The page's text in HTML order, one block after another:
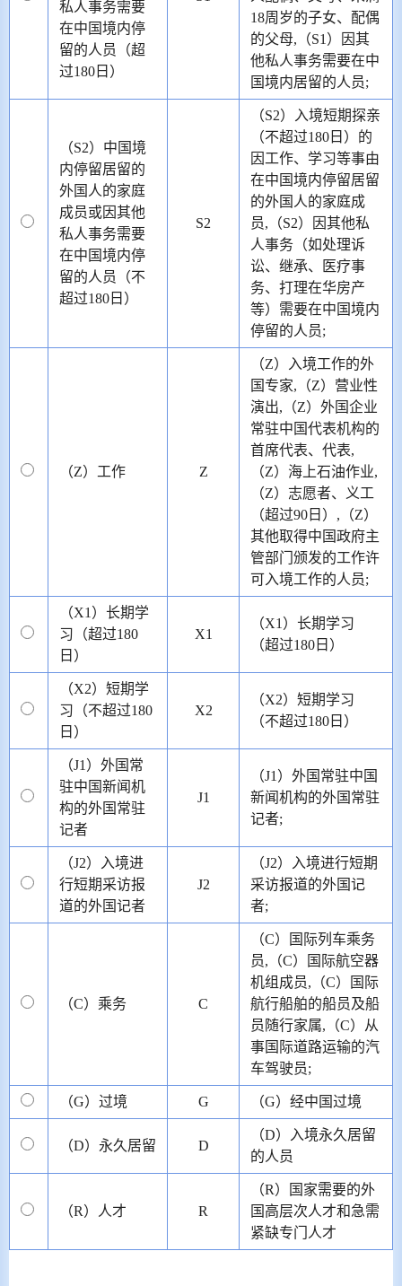
私人事务需要
在中国境内停
留的人员（超
过180日）
18周岁的子女、配偶
的父母,（S1）因其
他私人事务需要在中
国境内居留的人员;
（S2）中国境
内停留居留的
外国人的家庭
成员或因其他
私人事务需要
在中国境内停
留的人员（不
超过180日）
S2
（S2）入境短期探亲
（不超过180日）的
因工作、学习等事由
在中国境内停留居留
的外国人的家庭成
员,（S2）因其他私
人事务（如处理诉
讼、继承、医疗事
务、打理在华房产
等）需要在中国境内
停留的人员;
（Z）工作 Z
（Z）入境工作的外
国专家,（Z）营业性
演出,（Z）外国企业
常驻中国代表机构的
首席代表、代表,
（Z）海上石油作业,
（Z）志愿者、义工
（超过90日）,（Z）
其他取得中国政府主
管部门颁发的工作许
可入境工作的人员;
（X1）长期学
习（超过180
日）
X1
（X1）长期学习
（超过180日）
（X2）短期学
习（不超过180
日）
X2
（X2）短期学习
（不超过180日）
（J1）外国常
驻中国新闻机
构的外国常驻
记者
J1
（J1）外国常驻中国
新闻机构的外国常驻
记者;
（J2）入境进
行短期采访报
道的外国记者
J2
（J2）入境进行短期
采访报道的外国记
者;
（C）乘务 C
（C）国际列车乘务
员,（C）国际航空器
机组成员,（C）国际
航行船舶的船员及船
员随行家属,（C）从
事国际道路运输的汽
车驾驶员;
（G）过境 G （G）经中国过境
（D）永久居留 D
（D）入境永久居留
的人员
（R）人才 R
（R）国家需要的外
国高层次人才和急需
紧缺专门人才